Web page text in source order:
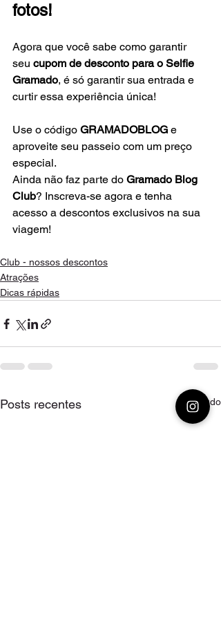
fotos!
Agora que você sabe como garantir
seu cupom de desconto para o Selfie
Gramado, é só garantir sua entrada e
curtir essa experiência única!
Use o código GRAMADOBLOG e
aproveite seu passeio com um preço
especial.
Ainda não faz parte do Gramado Blog
Club? Inscreva-se agora e tenha
acesso a descontos exclusivos na sua
viagem!
Club - nossos descontos
Atrações
Dicas rápidas
Posts recentes Ver tudo